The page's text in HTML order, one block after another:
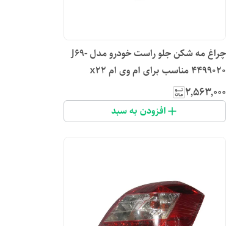
چراغ مه شکن جلو راست خودرو مدل J69-
4499020 مناسب برای ام وی ام x22
۲٬۵۶۳٬۰۰۰
افزودن به سبد